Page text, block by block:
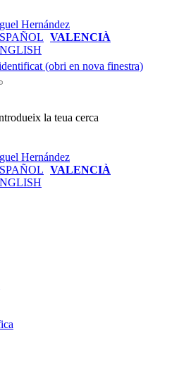
VALENCIÀ
(obri en nova finestra)
la teua cerca
VALENCIÀ